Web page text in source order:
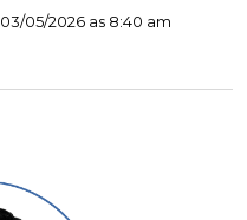
03/05/2026 as 8:40 am